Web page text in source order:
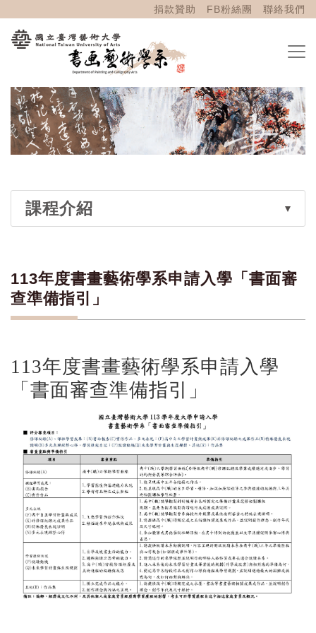
捐款贊助 FB粉絲團 聯絡我們
課程介紹
113年度書畫藝術學系申請入學「書面審
查準備指引」
113年度書畫藝術學系申請入學
「書面審查準備指引」